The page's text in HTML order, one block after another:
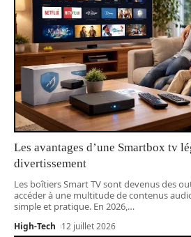
Les avantages d’une Smartbox tv
divertissement
Les boîtiers Smart TV sont devenus des
accéder à une multitude de contenus
simple et pratique. En 2026,…
High-Tech 12 juillet 2026